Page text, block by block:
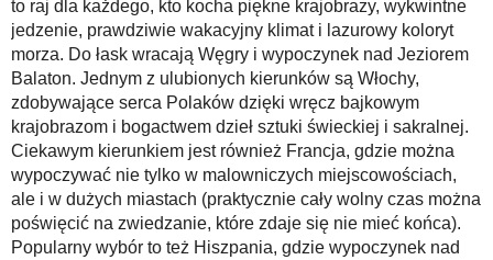
to raj dla każdego, kto kocha piękne krajobrazy, wykwintne
jedzenie, prawdziwie wakacyjny klimat i lazurowy koloryt
morza. Do łask wracają Węgry i wypoczynek nad Jeziorem
Balaton. Jednym z ulubionych kierunków są Włochy,
zdobywające serca Polaków dzięki wręcz bajkowym
krajobrazom i bogactwem dzieł sztuki świeckiej i sakralnej.
Ciekawym kierunkiem jest również Francja, gdzie można
wypoczywać nie tylko w malowniczych miejscowościach,
ale i w dużych miastach (praktycznie cały wolny czas można
poświęcić na zwiedzanie, które zdaje się nie mieć końca).
Popularny wybór to też Hiszpania, gdzie wypoczynek nad